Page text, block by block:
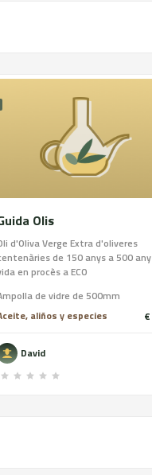
Olis
d'Oliva Verge Extra d'oliveres
de 150 anys a 500
en procès a ECO
de vidre de 500mm
aliños y especies
€
David